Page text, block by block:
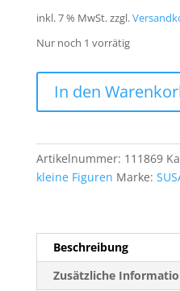
inkl. 7 % MwSt.zzgl.
Nur noch 1 vorrätig
2
In den
Artikelnummer: 111869
kleine Figuren Marke:
Beschreibung
Zusätzliche